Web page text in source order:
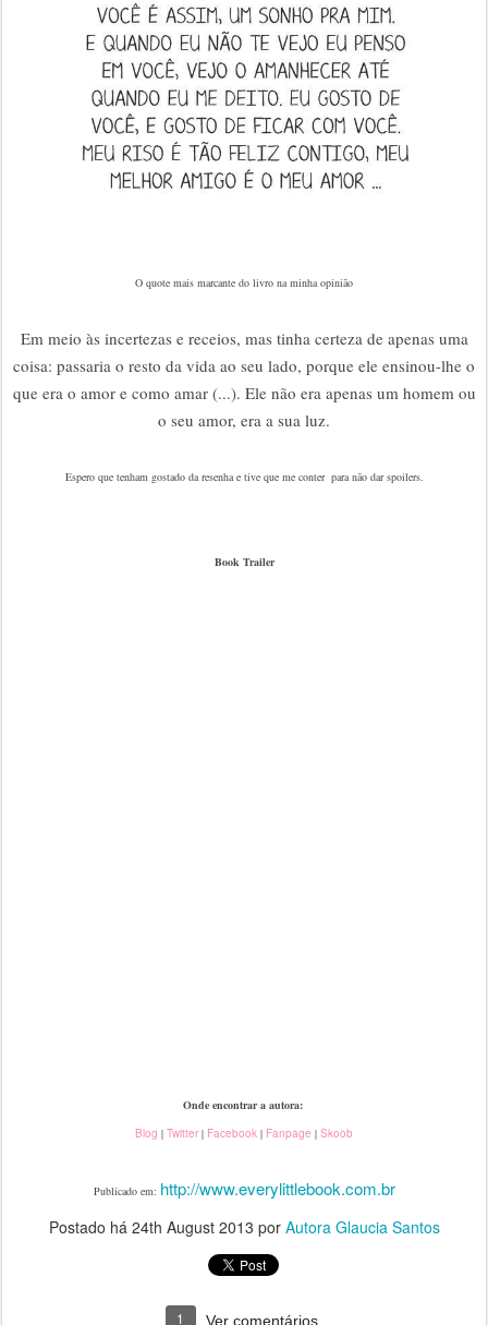
O quote mais marcante do livro na minha opinião
Em meio às incertezas e receios, mas tinha certeza de apenas uma
coisa: passaria o resto da vida ao seu lado, porque ele ensinou-lhe o
que era o amor e como amar (...). Ele não era apenas um homem ou
o seu amor, era a sua luz.
Espero que tenham gostado da resenha e tive que me conter para não dar spoilers.
Book Trailer
Onde encontrar a autora:
Blog | Twitter | Facebook | Fanpage | Skoob
Publicado em: http://www.everylittlebook.com.br
Postado há 24th August 2013 por Autora Glaucia Santos
1 Ver comentários